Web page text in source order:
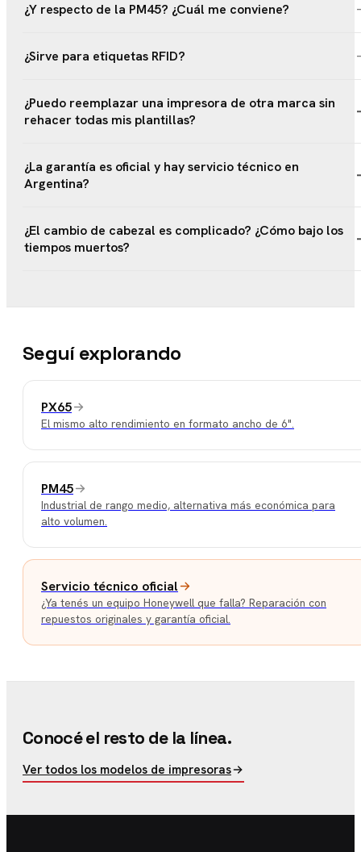
¿Y respecto de la PM45? ¿Cuál me conviene?
¿Sirve para etiquetas RFID?
¿Puedo reemplazar una impresora de otra marca sin
rehacer todas mis plantillas?
¿La garantía es oficial y hay servicio técnico en
Argentina?
¿El cambio de cabezal es complicado? ¿Cómo bajo los
tiempos muertos?
Seguí explorando
PX65
El mismo alto rendimiento en formato ancho de 6".
PM45
Industrial de rango medio, alternativa más económica para
alto volumen.
Servicio técnico oficial
¿Ya tenés un equipo Honeywell que falla? Reparación con
repuestos originales y garantía oficial.
Conocé el resto de la línea.
Ver todos los modelos de impresoras